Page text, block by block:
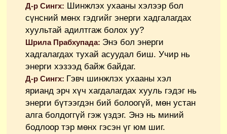
Д-р Сингх: Шинжлэх ухааны хэлээр бол
сүнсний мөнх гэдгийг энерги хадгалагдах
хуультай адилтгаж болох уу?
Шрила Прабхупада: Энэ бол энерги
хадгалагдах тухай асуудал биш. Учир нь
энерги хэзээд байж байдаг.
Д-р Сингх: Гэвч шинжлэх ухааны хэл
ярианд эрч хүч хагдалагдах хууль гэдэг нь
энерги бүтээгдэн бий болоогүй, мөн устан
алга болдоггүй гэж үздэг. Энэ нь миний
бодлоор тэр мөнх гэсэн үг юм шиг.